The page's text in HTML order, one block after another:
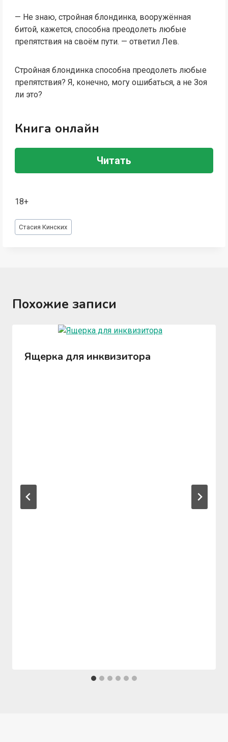
— Не знаю, стройная блондинка, вооружённая
битой, кажется, способна преодолеть любые
препятствия на своём пути. — ответил Лев.
Стройная блондинка способна преодолеть любые
препятствия? Я, конечно, могу ошибаться, а не Зоя
ли это?
Книга онлайн
Читать
18+
Метки
записи:
Стасия Кинских
Похожие записи
Ящерка для инквизитора